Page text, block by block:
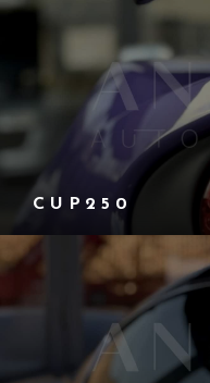
C U P 2 5 0